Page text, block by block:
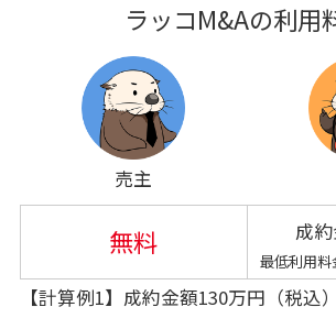
ラッコM&Aの利用
売主
無料 成
最低利用料
【計算例1】成約金額130万円（税込